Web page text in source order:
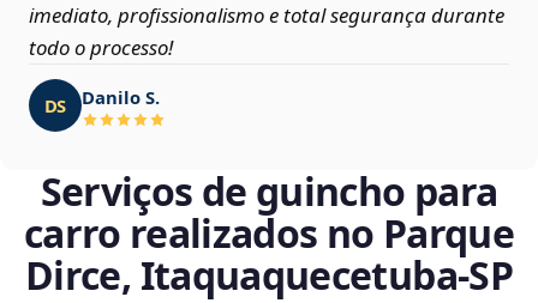
imediato, profissionalismo e total segurança durante
todo o processo!
DS Danilo S.
Serviços de guincho para
carro realizados no Parque
Dirce, Itaquaquecetuba‑SP